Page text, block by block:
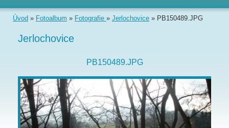
Úvod » Fotoalbum » Fotografie » Jerlochovice » PB150489.JPG
Jerlochovice
PB150489.JPG